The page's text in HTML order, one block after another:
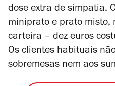
dose extra de simpatia.
miniprato e prato misto,
carteira – dez euros
Os clientes habituais
sobremesas nem aos